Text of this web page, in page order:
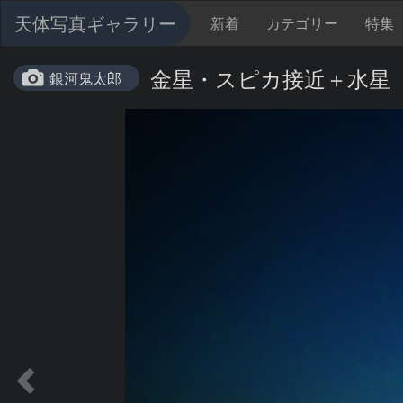
天体写真ギャラリー 新着 カテゴリー 特集
銀河鬼太郎 金星・スピカ接近＋水星